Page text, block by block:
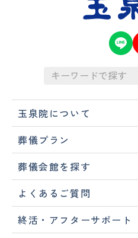
玉泉院について
葬儀プラン
葬儀会館を探す
よくあるご質問
終活・アフターサポート